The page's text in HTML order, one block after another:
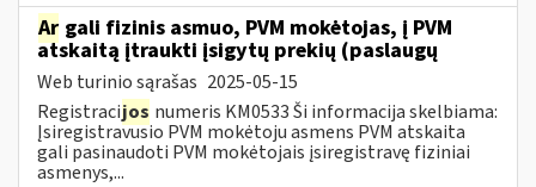
Ar gali fizinis asmuo, PVM mokėtojas, į PVM
atskaitą įtraukti įsigytų prekių (paslaugų
Web turinio sąrašas 2025-05-15
Registracijos numeris KM0533 Ši informacija skelbiama:
Įsiregistravusio PVM mokėtoju asmens PVM atskaita
gali pasinaudoti PVM mokėtojais įsiregistravę fiziniai
asmenys,...